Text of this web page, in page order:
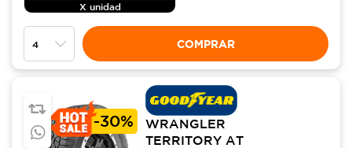
X unidad
COMPRAR
-30%
WRANGLER
TERRITORY AT